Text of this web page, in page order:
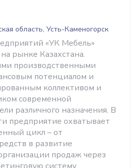
область, Усть-Каменогорск
«УК Мебель»
рынке Казахстана.
производственными
потенциалом и
коллективом и
современной
различного назначения. В
предприятие охватывает
цикл – от
в развитие
продаж через